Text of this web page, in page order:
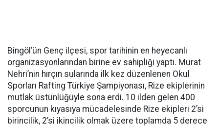
Bingöl’ün Genç ilçesi, spor tarihinin en heyecanlı
organizasyonlarından birine ev sahipliği yaptı. Murat
Nehri’nin hırçın sularında ilk kez düzenlenen Okul
Sporları Rafting Türkiye Şampiyonası, Rize ekiplerinin
mutlak üstünlüğüyle sona erdi. 10 ilden gelen 400
sporcunun kıyasıya mücadelesinde Rize ekipleri 2’si
birincilik, 2’si ikincilik olmak üzere toplamda 5 derece